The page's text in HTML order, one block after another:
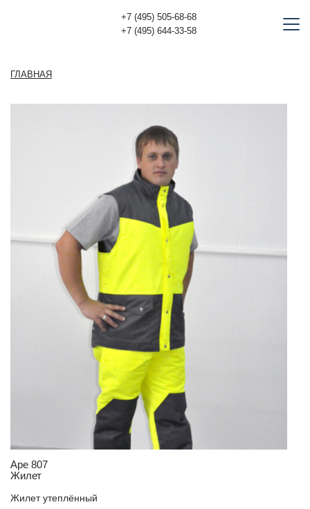
+7 (495) 505-68-68
+7 (495) 644-33-58
ГЛАВНАЯ
Аре 807
Жилет
Жилет утеплённый